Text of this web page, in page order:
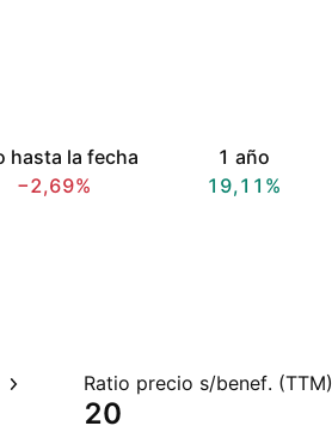
hasta la fecha
−2,69%
1 año
19,11%
Ratio precio s/benef. (TTM)
20